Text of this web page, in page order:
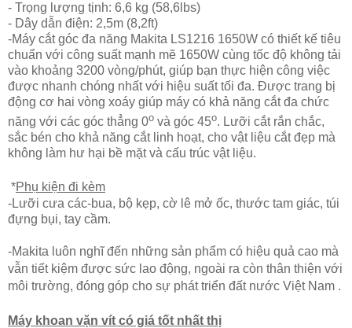
- Trọng lượng tịnh: 6,6 kg (58,6lbs)
- Dây dẫn điện: 2,5m (8,2ft)
-Máy cắt góc đa năng Makita LS1216 1650W có thiết kế tiêu
chuẩn với công suất mạnh mẽ 1650W cùng tốc độ không tải
vào khoảng 3200 vòng/phút, giúp bạn thực hiện công việc
được nhanh chóng nhất với hiệu suất tối đa. Được trang bị
động cơ hai vòng xoáy giúp máy có khả năng cắt đa chức
năng với các góc thẳng 0o và góc 45o. Lưỡi cắt rắn chắc,
sắc bén cho khả năng cắt linh hoạt, cho vật liệu cắt đẹp mà
không làm hư hại bề mặt và cấu trúc vật liệu.
*Phụ kiện đi kèm
-Lưỡi cưa các-bua, bộ kẹp, cờ lê mở ốc, thước tam giác, túi
đựng bụi, tay cầm.
-Makita luôn nghĩ đến những sản phẩm có hiệu quả cao mà
vẫn tiết kiệm được sức lao động, ngoài ra còn thân thiện với
môi trường, đóng góp cho sự phát triển đất nước Việt Nam .
Máy khoan vặn vít có giá tốt nhất thị